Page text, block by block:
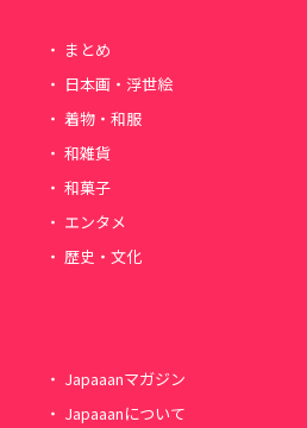
まとめ
日本画・浮世絵
着物・和服
和雑貨
和菓子
エンタメ
歴史・文化
Japaaanマガジン
Japaaanについて